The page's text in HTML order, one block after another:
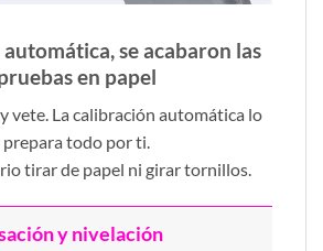
se acabaron las
en papel
vete. La calibración automática lo
prepara todo por ti.
tirar de papel ni girar tornillos.
y nivelación